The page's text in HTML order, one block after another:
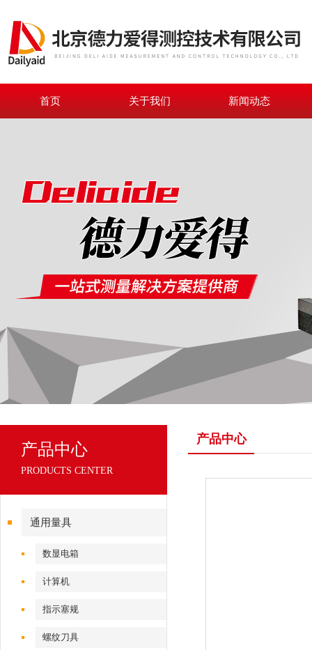
首页 关于我们 新闻动态
产品中心
PRODUCTS CENTER
通用量具
数显电箱
计算机
指示塞规
螺纹刀具
产品中心